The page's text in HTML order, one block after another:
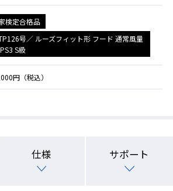
検定合格品
号／ ルーズフィット形 フード 通常風量
S級
円（税込）
仕様 サポート